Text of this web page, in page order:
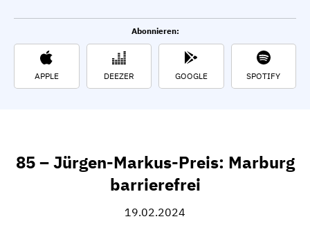
Abonnieren:
APPLE DEEZER GOOGLE SPOTIFY
85 – Jürgen-Markus-Preis: Marburg
barrierefrei
19.02.2024